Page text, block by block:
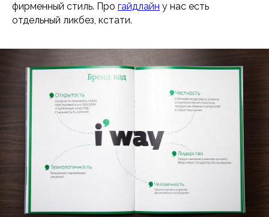
фирменный стиль. Про гайдлайн у нас есть
отдельный ликбез, кстати.